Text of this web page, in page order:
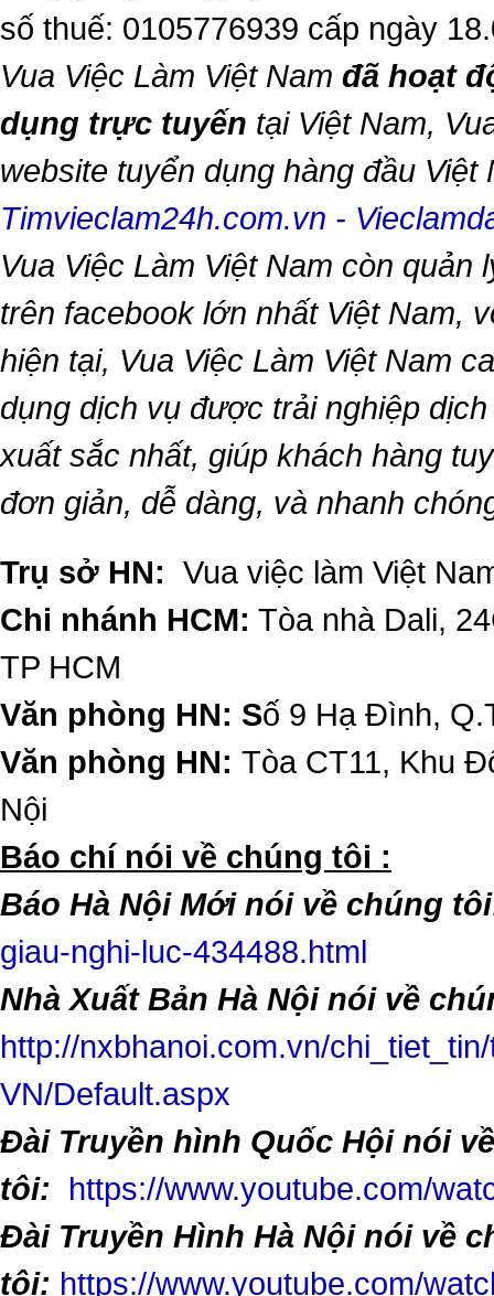
số thuế: 0105776939 cấp ngày
Vua Việc Làm Việt Nam đã hoạt
dụng trực tuyến tại Việt Nam,
website tuyển dụng hàng đầu
Timvieclam24h.com.vn -
Vua Việc Làm Việt Nam còn quản
trên facebook lớn nhất Việt Nam,
hiện tại, Vua Việc Làm Việt Nam
dụng dịch vụ được trải nghiệp
xuất sắc nhất, giúp khách hàng
đơn giản, dễ dàng, và nhanh
Trụ sở HN: Vua việc làm Việt
Chi nhánh HCM: Tòa nhà Dali,
TP HCM
Văn phòng HN: Số 9 Hạ Đình,
Văn phòng HN: Tòa CT11, Khu
Nội
​Báo chí nói về chúng tôi :
Báo Hà Nội Mới nói về chúng
giau-nghi-luc-434488.html
Nhà Xuất Bản Hà Nội nói về
http://nxbhanoi.com.vn/
VN/Default.aspx
Đài Truyền hình Quốc Hội nói
tôi:
https://www.youtube.com/
Đài Truyền Hình Hà Nội nói về
tôi: https://www.youtube.com/